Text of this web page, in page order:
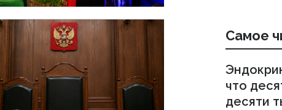
Самое
что
десяти